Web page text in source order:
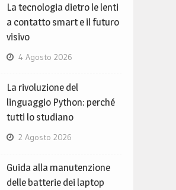
La tecnologia dietro le lenti
a contatto smart e il futuro
visivo
4 Agosto 2026
La rivoluzione del
linguaggio Python: perché
tutti lo studiano
2 Agosto 2026
Guida alla manutenzione
delle batterie dei laptop